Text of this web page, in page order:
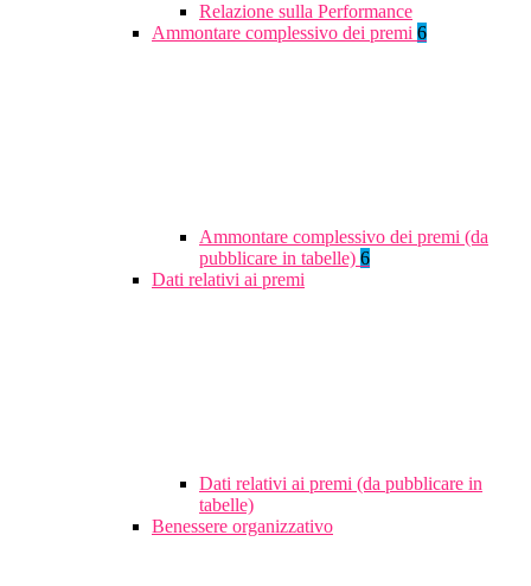
Relazione sulla Performance
Ammontare complessivo dei premi 6
Ammontare complessivo dei premi (da
pubblicare in tabelle) 6
Dati relativi ai premi
Dati relativi ai premi (da pubblicare in
tabelle)
Benessere organizzativo